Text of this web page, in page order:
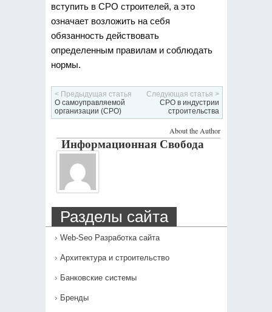
вступить в СРО строителей, а это
означает возложить на себя
обязанность действовать
определенным правилам и соблюдать
нормы.
< Предыдущая статья
О самоуправляемой
организации (СРО)
Следующая статья >
СРО в индустрии
строительства
About the Author
Информационная Свобода
Разделы сайта
Web-Seo Разработка сайта
Архитектура и строительство
Банковские системы
Бренды